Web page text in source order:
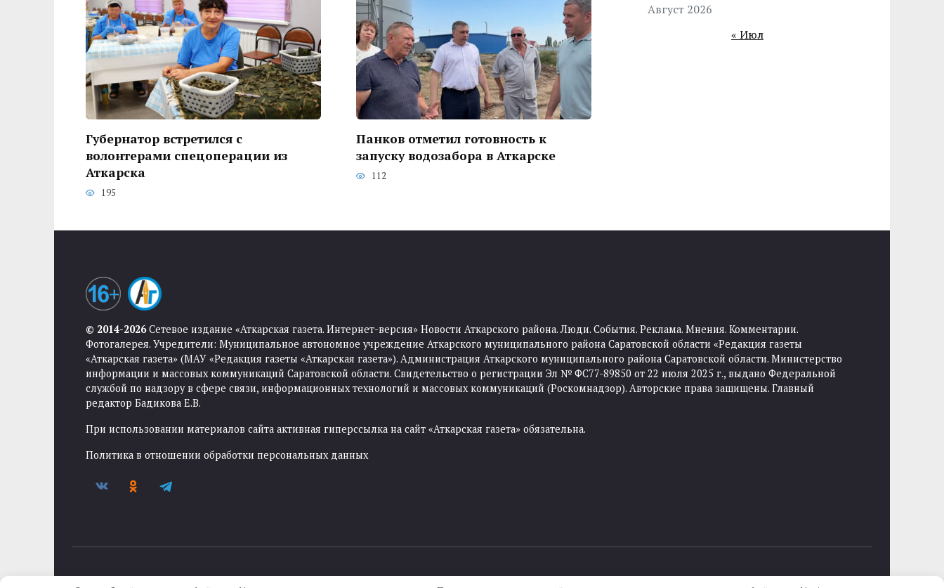
Губернатор встретился с
волонтерами спецоперации из
Аткарска
195
Панков отметил готовность к
запуску водозабора в Аткарске
112
Август 2026
« Июл
© 2014-2026Сетевое издание «Аткарская газета. Интернет-версия» Новости Аткарского района. Люди. События. Реклама. Мнения. Комментарии.
Фотогалерея. Учредители: Муниципальное автономное учреждение Аткарского муниципального района Саратовской области «Редакция газеты
«Аткарская газета» (МАУ «Редакция газеты «Аткарская газета»). Администрация Аткарского муниципального района Саратовской области. Министерство
информации и массовых коммуникаций Саратовской области. Свидетельство о регистрации Эл № ФС77-89850 от 22 июля 2025 г., выдано Федеральной
службой по надзору в сфере связи, информационных технологий и массовых коммуникаций (Роскомнадзор). Авторские права защищены. Главный
редактор Бадикова Е.В.
При использовании материалов сайта активная гиперссылка на сайт «Аткарская газета» обязательна.
Политика в отношении обработки персональных данных